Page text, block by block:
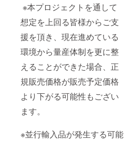
※本プロジェクトを通して
想定を上回る皆様からご支
援を頂き、現在進めている
環境から量産体制を更に整
えることができた場合、正
規販売価格が販売予定価格
より下がる可能性もござい
ます。
※並行輸入品が発生する可能